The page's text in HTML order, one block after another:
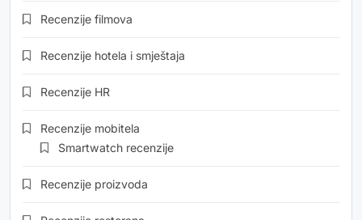
Recenzije filmova
Recenzije hotela i smještaja
Recenzije HR
Recenzije mobitela
Smartwatch recenzije
Recenzije proizvoda